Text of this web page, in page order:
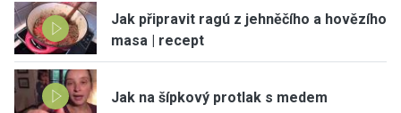
Jak připravit ragú z jehněčího a hovězího
masa | recept
Jak na šípkový protlak s medem